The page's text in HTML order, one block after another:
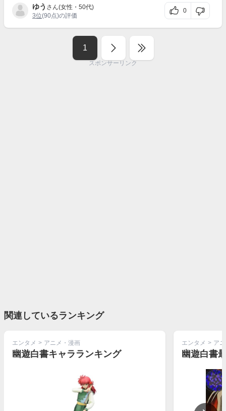
ゆう さん(女性・50代)
3位(90点)の評価
0
1
スポンサーリンク
関連しているランキング
エンタメ > アニメ・漫画
幽遊白書キャラランキング
エンタメ > ア
幽遊白書